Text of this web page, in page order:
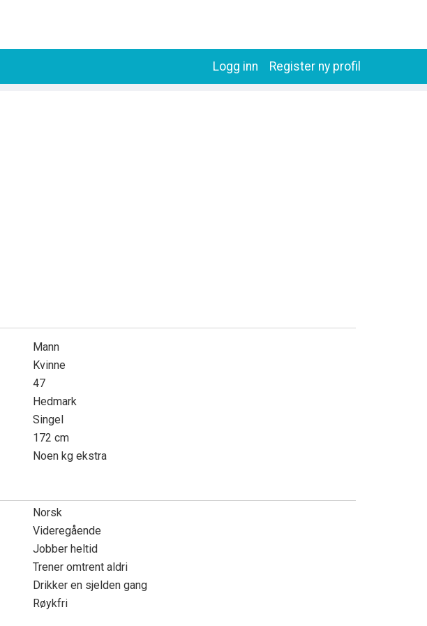
Register ny profil
Logg inn
Mann
Kvinne
47
Hedmark
Singel
172 cm
Noen kg ekstra
Norsk
Videregående
Jobber heltid
Trener omtrent aldri
Drikker en sjelden gang
Røykfri